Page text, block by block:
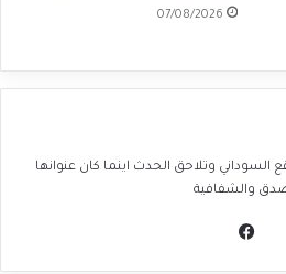
07/08/2026
السوداني وتلاحق الحدث اينما كان عنوانها
والشفافية